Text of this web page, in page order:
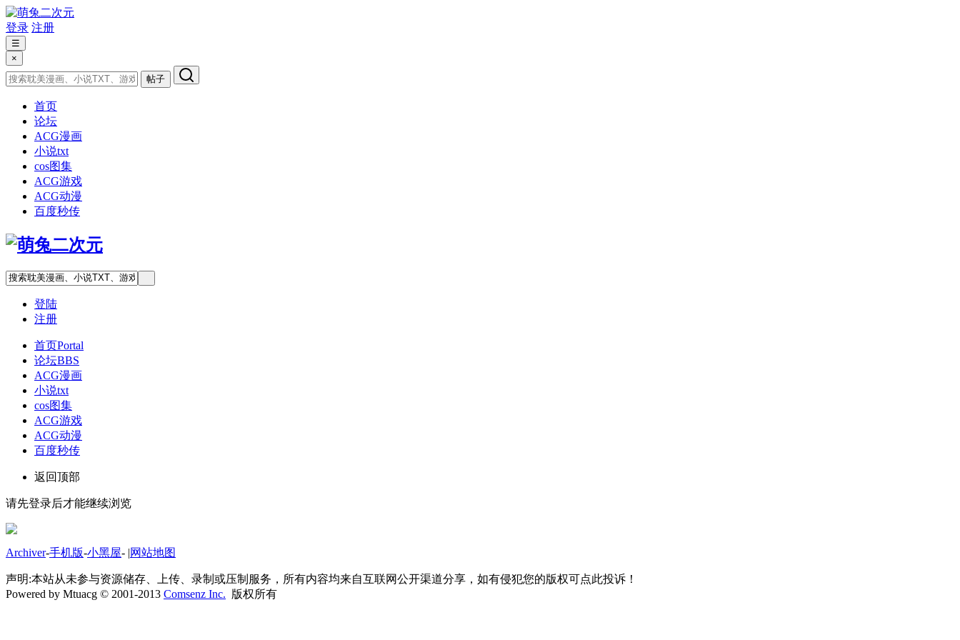
登录 注册
☰
×
帖子
首页
论坛
ACG漫画
小说txt
cos图集
ACG游戏
ACG动漫
百度秒传
登陆
注册
首页Portal
论坛BBS
ACG漫画
小说txt
cos图集
ACG游戏
ACG动漫
百度秒传
返回顶部
请先登录后才能继续浏览
Archiver-手机版-小黑屋- |网站地图
声明:本站从未参与资源储存、上传、录制或压制服务，所有内容均来自互联网公开渠道分享，如有侵犯您的版权可点此投诉！
Powered by Mtuacg © 2001-2013 Comsenz Inc. 版权所有